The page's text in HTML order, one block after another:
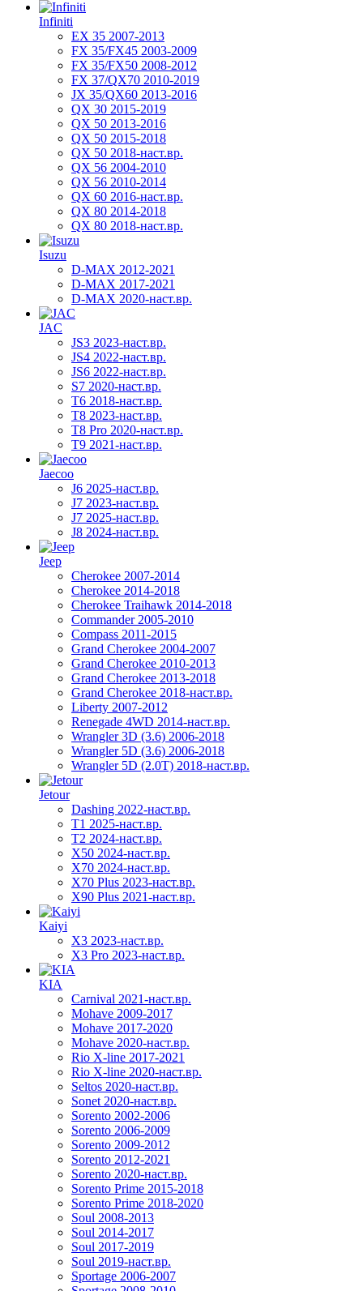
Infiniti
EX 35 2007-2013
FX 35/FX45 2003-2009
FX 35/FX50 2008-2012
FX 37/QX70 2010-2019
JX 35/QX60 2013-2016
QX 30 2015-2019
QX 50 2013-2016
QX 50 2015-2018
QX 50 2018-наст.вр.
QX 56 2004-2010
QX 56 2010-2014
QX 60 2016-наст.вр.
QX 80 2014-2018
QX 80 2018-наст.вр.
Isuzu
D-MAX 2012-2021
D-MAX 2017-2021
D-MAX 2020-наст.вр.
JAC
JS3 2023-наст.вр.
JS4 2022-наст.вр.
JS6 2022-наст.вр.
S7 2020-наст.вр.
T6 2018-наст.вр.
T8 2023-наст.вр.
T8 Pro 2020-наст.вр.
T9 2021-наст.вр.
Jaecoo
J6 2025-наст.вр.
J7 2023-наст.вр.
J7 2025-наст.вр.
J8 2024-наст.вр.
Jeep
Cherokee 2007-2014
Cherokee 2014-2018
Cherokee Traihawk 2014-2018
Commander 2005-2010
Compass 2011-2015
Grand Cherokee 2004-2007
Grand Cherokee 2010-2013
Grand Cherokee 2013-2018
Grand Cherokee 2018-наст.вр.
Liberty 2007-2012
Renegade 4WD 2014-наст.вр.
Wrangler 3D (3.6) 2006-2018
Wrangler 5D (3.6) 2006-2018
Wrangler 5D (2.0T) 2018-наст.вр.
Jetour
Dashing 2022-наст.вр.
T1 2025-наст.вр.
T2 2024-наст.вр.
X50 2024-наст.вр.
X70 2024-наст.вр.
X70 Plus 2023-наст.вр.
X90 Plus 2021-наст.вр.
Kaiyi
X3 2023-наст.вр.
X3 Pro 2023-наст.вр.
KIA
Carnival 2021-наст.вр.
Mohave 2009-2017
Mohave 2017-2020
Mohave 2020-наст.вр.
Rio X-line 2017-2021
Rio X-line 2020-наст.вр.
Seltos 2020-наст.вр.
Sonet 2020-наст.вр.
Sorento 2002-2006
Sorento 2006-2009
Sorento 2009-2012
Sorento 2012-2021
Sorento 2020-наст.вр.
Sorento Prime 2015-2018
Sorento Prime 2018-2020
Soul 2008-2013
Soul 2014-2017
Soul 2017-2019
Soul 2019-наст.вр.
Sportage 2006-2007